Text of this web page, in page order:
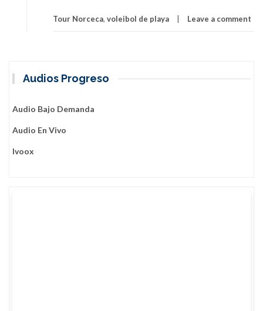
Tour Norceca, voleibol de playa Leave a comment
Audios Progreso
Audio Bajo Demanda
Audio En Vivo
Ivoox